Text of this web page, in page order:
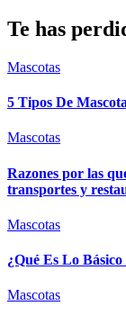
Te has
Mascotas
5 Tipos De
Mascotas
Razones por las
transportes y
Mascotas
¿Qué Es Lo
Mascotas